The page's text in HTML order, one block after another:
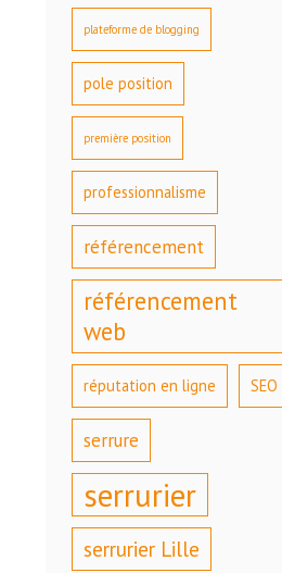
plateforme de blogging
pole position
première position
professionnalisme
référencement
référencement
web
réputation en ligne SEO
serrure
serrurier
serrurier Lille